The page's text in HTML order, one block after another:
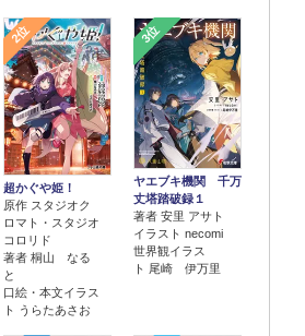
2位
超かぐや姫！
原作 スタジオク
ロマト・スタジオ
コロリド
著者 桐山 なる
と
口絵・本文イラス
ト うらたあさお
3位
ヤエブキ機関 千万
丈塔踏破録１
著者 安里 アサト
イラスト necomi
世界観イラス
ト 尾崎 伊万里